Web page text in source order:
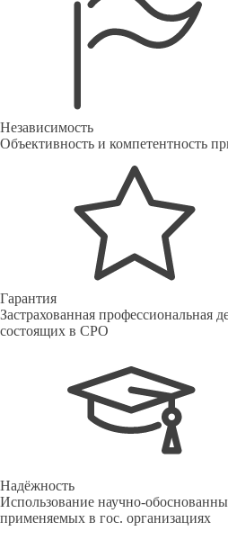
Независимость
Объективность и компетентность
Гарантия
Застрахованная профессиональная
состоящих в СРО
Надёжность
Использование научно-
применяемых в гос. организациях